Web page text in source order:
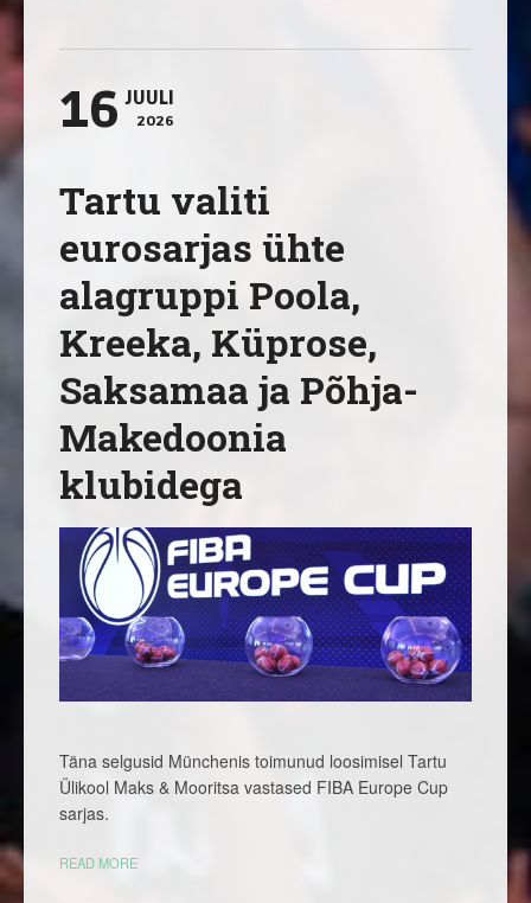
16 JUULI
2026
Tartu valiti
eurosarjas ühte
alagruppi Poola,
Kreeka, Küprose,
Saksamaa ja Põhja-
Makedoonia
klubidega
Täna selgusid Münchenis toimunud loosimisel Tartu
Ülikool Maks & Mooritsa vastased FIBA Europe Cup
sarjas.
READ MORE